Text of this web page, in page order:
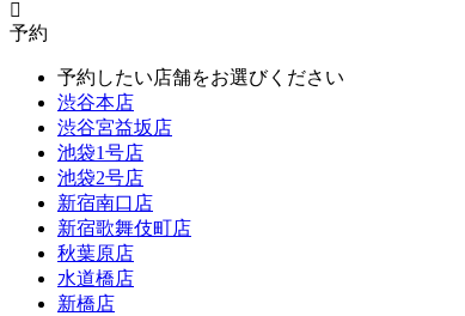
予約
予約したい店舗をお選びください
渋谷本店
渋谷宮益坂店
池袋1号店
池袋2号店
新宿南口店
新宿歌舞伎町店
秋葉原店
水道橋店
新橋店